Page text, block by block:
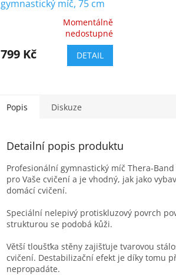
gymnastický míč, 75 cm
Pro Series SCP, modrý
produktu
hvězdiček.
Momentálně
nedostupné
799 Kč DETAIL
Popis Diskuze
Detailní popis produktu
Profesionální gymnastický míč Thera-
pro Vaše cvičení a je vhodný, jak jako
domácí cvičení.
Speciální nelepivý protiskluzový povrch
strukturou se podobá kůži.
Větší tloušťka stěny zajišťuje tvarovou
cvičení. Destabilizační efekt je díky tomu
nepropadáte.